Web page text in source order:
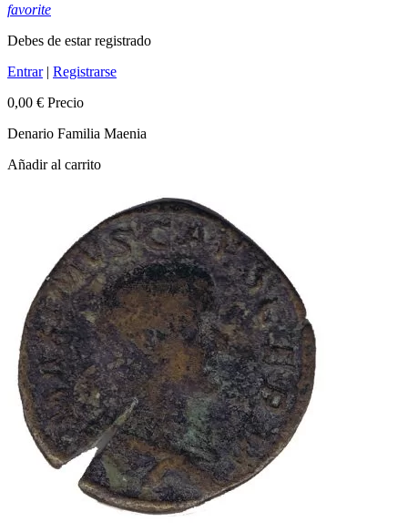
favorite
Debes de estar registrado
Entrar| Registrarse
0,00 € Precio
Denario Familia Maenia
Añadir al carrito